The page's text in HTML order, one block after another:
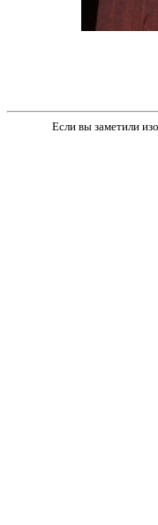
Если вы заметили